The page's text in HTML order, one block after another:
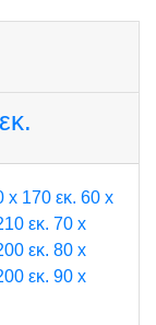
x 170 εκ. 60 x
εκ. 70 x
εκ. 80 x
εκ. 90 x